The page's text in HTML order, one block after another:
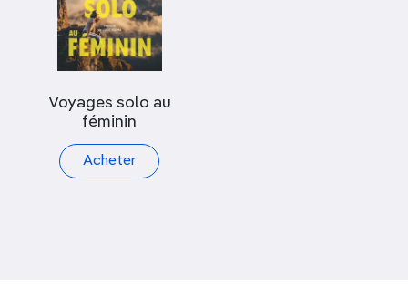
Voyages solo au
féminin
Acheter